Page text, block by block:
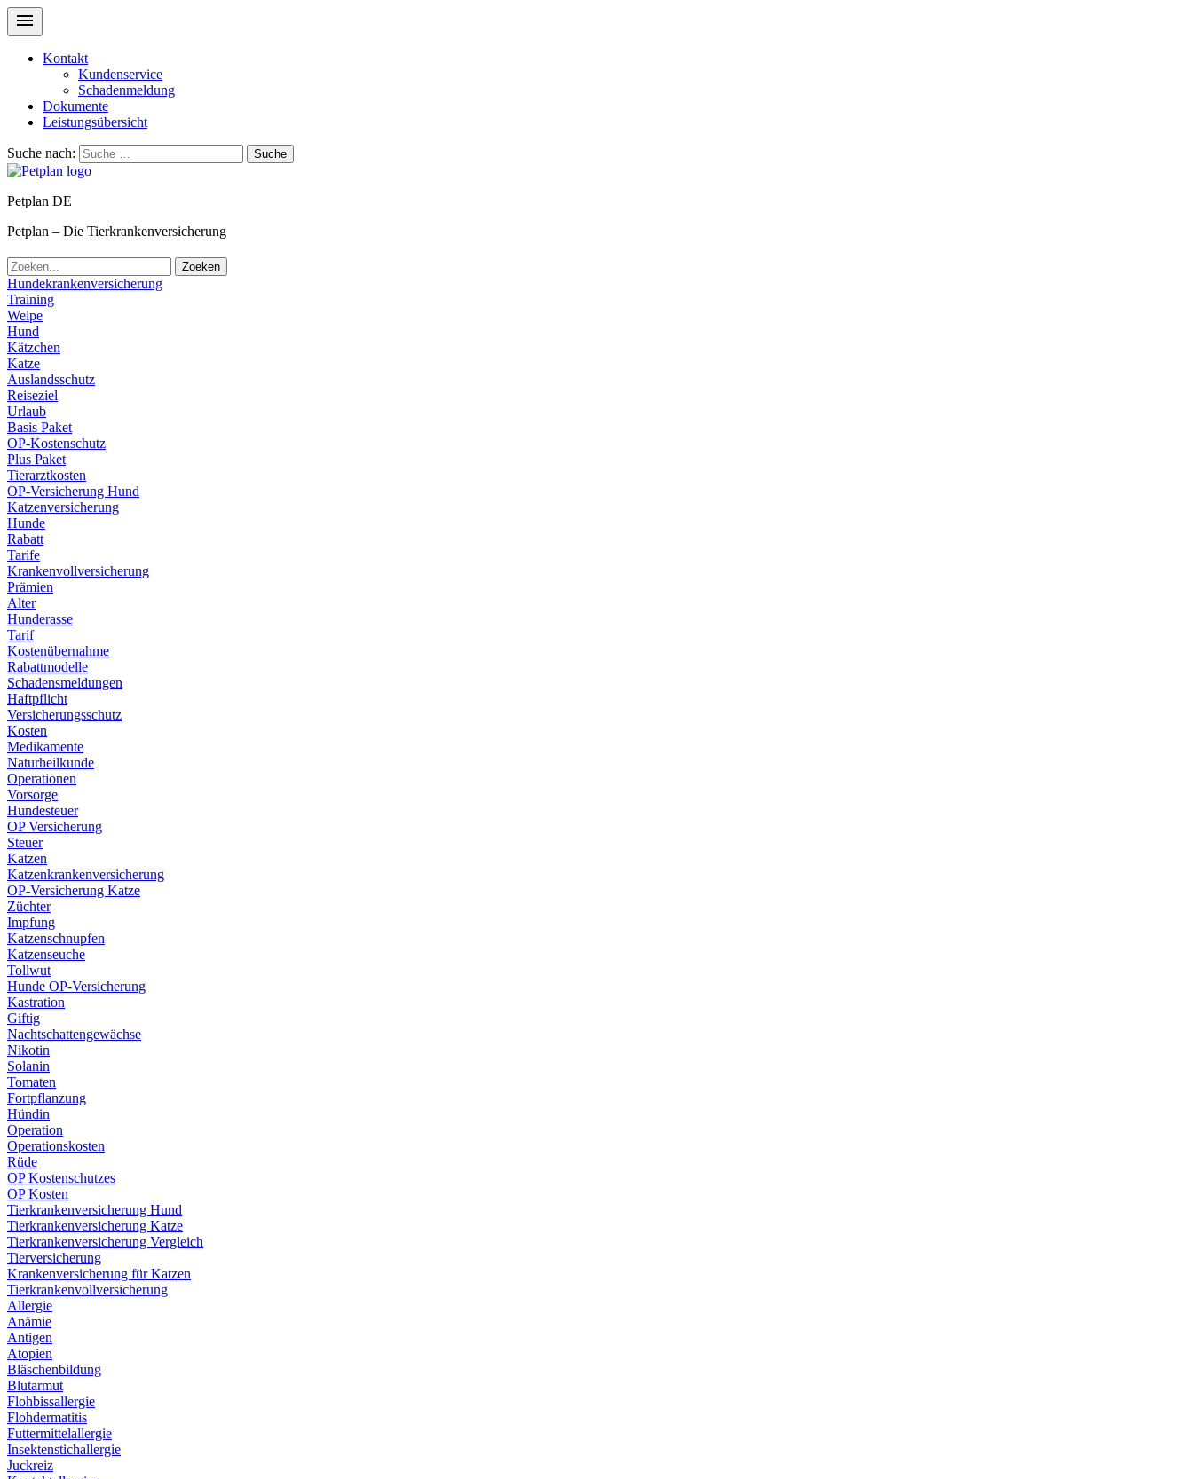
Kontakt
Kundenservice
Schadenmeldung
Dokumente
Leistungsübersicht
Suche nach: Suche
Petplan DE
Petplan – Die Tierkrankenversicherung
Zoeken
Hundekrankenversicherung
Training
Welpe
Hund
Kätzchen
Katze
Auslandsschutz
Reiseziel
Urlaub
Basis Paket
OP-Kostenschutz
Plus Paket
Tierarztkosten
OP-Versicherung Hund
Katzenversicherung
Hunde
Rabatt
Tarife
Krankenvollversicherung
Prämien
Alter
Hunderasse
Tarif
Kostenübernahme
Rabattmodelle
Schadensmeldungen
Haftpflicht
Versicherungsschutz
Kosten
Medikamente
Naturheilkunde
Operationen
Vorsorge
Hundesteuer
OP Versicherung
Steuer
Katzen
Katzenkrankenversicherung
OP-Versicherung Katze
Züchter
Impfung
Katzenschnupfen
Katzenseuche
Tollwut
Hunde OP-Versicherung
Kastration
Giftig
Nachtschattengewächse
Nikotin
Solanin
Tomaten
Fortpflanzung
Hündin
Operation
Operationskosten
Rüde
OP Kostenschutzes
OP Kosten
Tierkrankenversicherung Hund
Tierkrankenversicherung Katze
Tierkrankenversicherung Vergleich
Tierversicherung
Krankenversicherung für Katzen
Tierkrankenvollversicherung
Allergie
Anämie
Antigen
Atopien
Bläschenbildung
Blutarmut
Flohbissallergie
Flohdermatitis
Futtermittelallergie
Insektenstichallergie
Juckreiz